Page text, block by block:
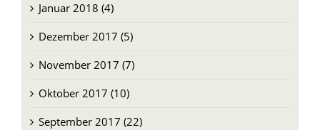
Januar 2018 (4)
Dezember 2017 (5)
November 2017 (7)
Oktober 2017 (10)
September 2017 (22)